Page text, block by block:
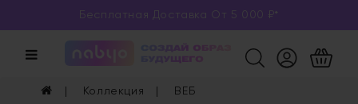
Бесплатная Доставка От 5 000 ₽*
Коллекция ВЕБ